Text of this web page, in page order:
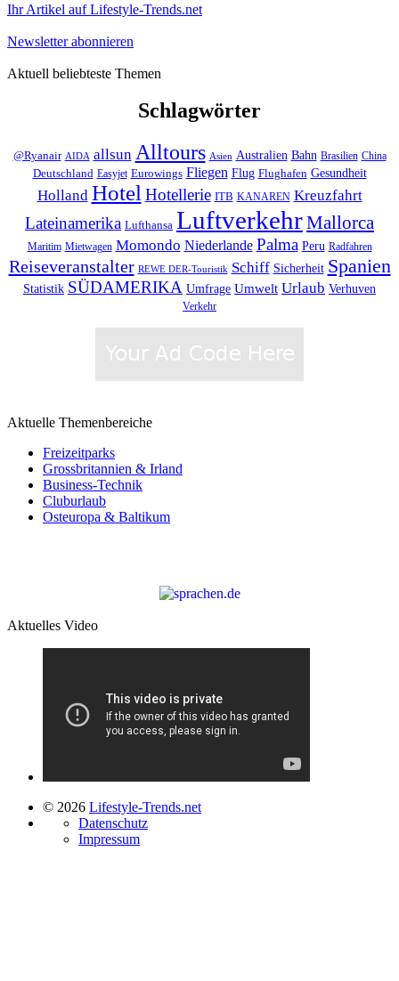
Ihr Artikel auf Lifestyle-Trends.net
Newsletter abonnieren
Aktuell beliebteste Themen
Schlagwörter
@Ryanair AIDA allsun Alltours Asien Australien Bahn Brasilien China
Deutschland Easyjet Eurowings Fliegen Flug Flughafen Gesundheit
Holland Hotel Hotellerie ITB KANAREN Kreuzfahrt
Lateinamerika Lufthansa LuftverkehrMallorca
Maritim Mietwagen Momondo Niederlande Palma Peru Radfahren
Reiseveranstalter REWE DER-Touristik Schiff Sicherheit Spanien
Statistik SÜDAMERIKA Umfrage Umwelt Urlaub Verhuven
Verkehr
Aktuelle Themenbereiche
Freizeitparks
Grossbritannien & Irland
Business-Technik
Cluburlaub
Osteuropa & Baltikum
Aktuelles Video
© 2026 Lifestyle-Trends.net
Datenschutz
Impressum